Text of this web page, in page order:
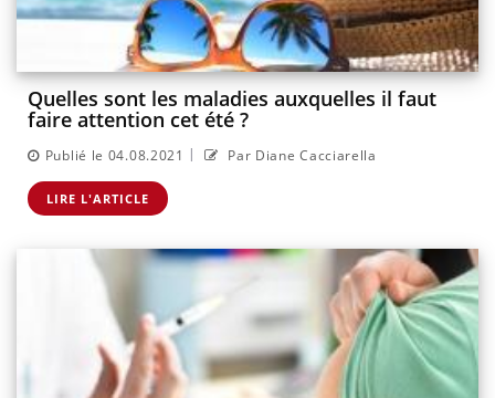
Quelles sont les maladies auxquelles il faut
faire attention cet été ?
Publié le 04.08.2021 | Par Diane Cacciarella
LIRE L'ARTICLE